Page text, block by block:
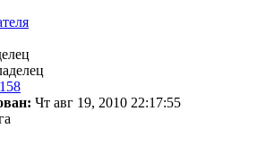
158
Чт авг 19, 2010 22:17:55